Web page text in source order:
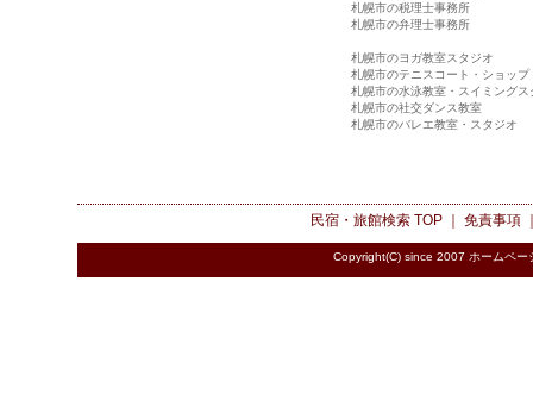
札幌市の税理士事務所
札幌市の弁理士事務所
札幌市のヨガ教室スタジオ
札幌市のテニスコート・ショップ
札幌市の水泳教室・スイミングス
札幌市の社交ダンス教室
札幌市のバレエ教室・スタジオ
民宿・旅館検索TOP ｜ 免責事項
Copyright(C) since 2007 ホームペー